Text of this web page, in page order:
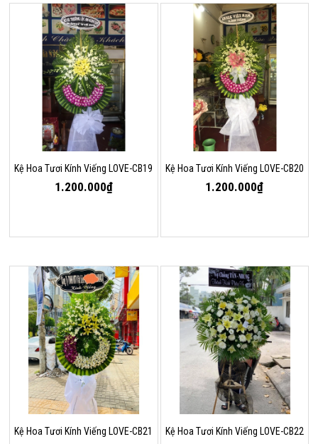
Kệ Hoa Tươi Kính Viếng LOVE-CB19
1.200.000₫
Kệ Hoa Tươi Kính Viếng LOVE-CB20
1.200.000₫
Kệ Hoa Tươi Kính Viếng LOVE-CB21 Kệ Hoa Tươi Kính Viếng LOVE-CB22